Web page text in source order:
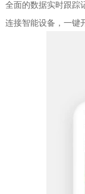
全面的数据实时跟踪
连接智能设备，一键